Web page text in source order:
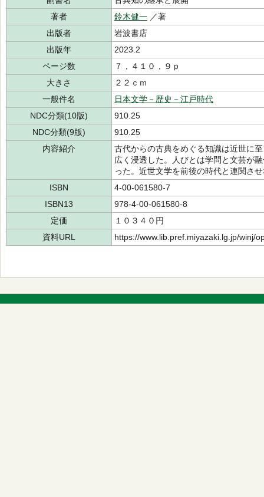
著者
鈴木健一 ／著
出版者
岩波書店
出版年
2023.2
ページ数
７，４１０，９ｐ
大きさ
２２ｃｍ
一般件名
日本文学－歴史－江戸時代
NDC分類(10版)
910.25
NDC分類(9版)
910.25
内容紹介
古代からの古典をめぐる知識は近世に
広く浸透した。人びとは学問と文芸が
った。近世文学を前後の時代と連関さ
ISBN
4-00-061580-7
ISBN13
978-4-00-061580-8
定価
１０３４０円
資料URL
https://www.lib.pref.miyazaki.lg.jp/winj/